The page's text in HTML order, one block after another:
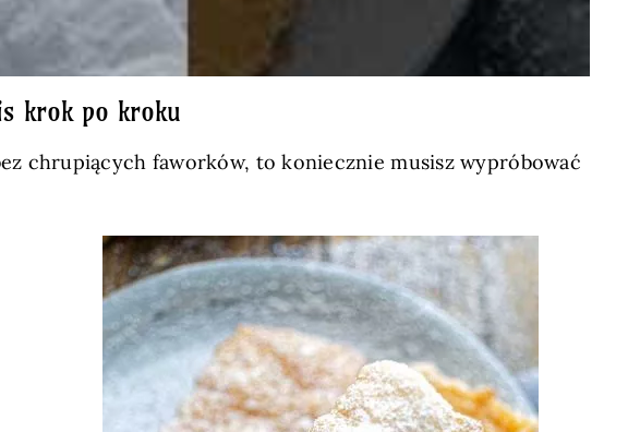
krok po kroku
chrupiących faworków, to koniecznie musisz wypróbować